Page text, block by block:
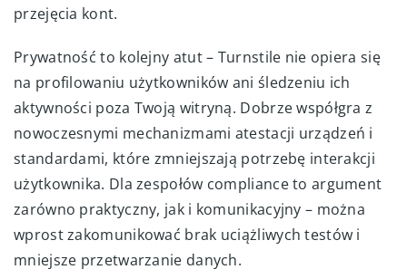
przejęcia kont.
Prywatność to kolejny atut – Turnstile nie opiera się
na profilowaniu użytkowników ani śledzeniu ich
aktywności poza Twoją witryną. Dobrze współgra z
nowoczesnymi mechanizmami atestacji urządzeń i
standardami, które zmniejszają potrzebę interakcji
użytkownika. Dla zespołów compliance to argument
zarówno praktyczny, jak i komunikacyjny – można
wprost zakomunikować brak uciążliwych testów i
mniejsze przetwarzanie danych.